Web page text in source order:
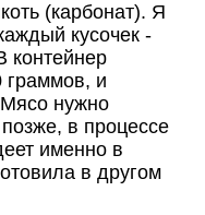
(карбонат). Я
кусочек -
контейнер
граммов, и
нужно
в процессе
именно в
в другом